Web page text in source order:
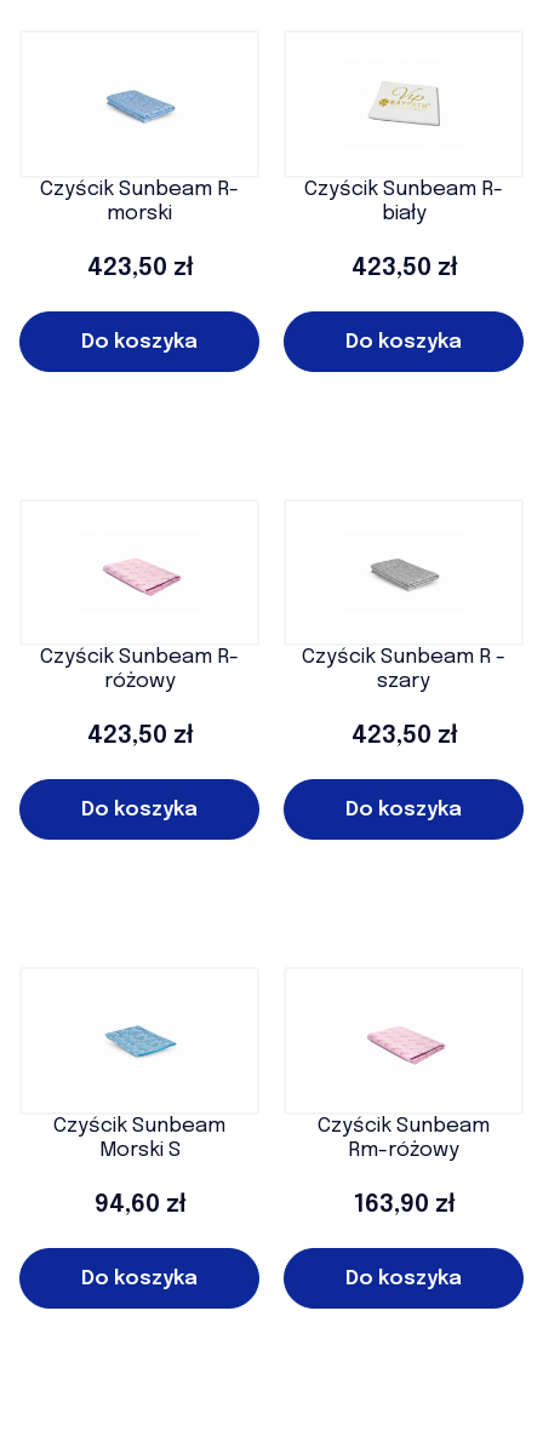
Czyścik Sunbeam R-
morski
Cena
423,50 zł
Do koszyka
Czyścik Sunbeam R-
biały
Cena
423,50 zł
Do koszyka
Czyścik Sunbeam R-
różowy
Cena
423,50 zł
Do koszyka
Czyścik Sunbeam R -
szary
Cena
423,50 zł
Do koszyka
Czyścik Sunbeam
Morski S
Cena
94,60 zł
Do koszyka
Czyścik Sunbeam
Rm-różowy
Cena
163,90 zł
Do koszyka